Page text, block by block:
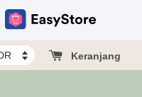
Keranjang